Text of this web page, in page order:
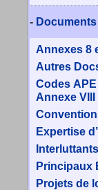
- Documents
Annexes 8
Autres
Codes
Annexe VIII
Expertise
Interluttants
Principaux
Projets de